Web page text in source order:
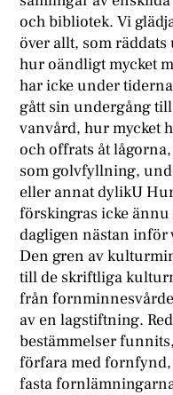
och bibliotek. Vi
över allt, som
hur oändligt mycket
har icke under
gått sin undergång
vanvård, hur mycket
och offrats åt
som golvfyllning,
eller annat dylikU
förskingras icke ännu
dagligen nästan inför
Den gren av
till de skriftliga
från
av en lagstiftning.
bestämmelser
förfara med
fasta